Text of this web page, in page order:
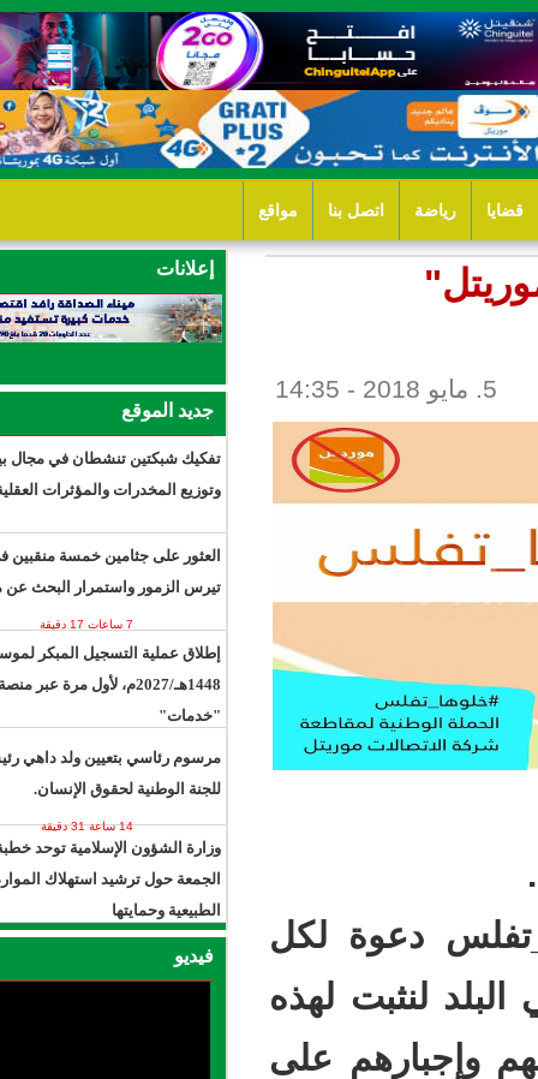
بنا مواقع
لكل
لهذه
على
تفكيك شبكتين تنشطان في مجال بيع
وتوزيع المخدرات والمؤثرات العقلية.
العثور على جثامين خمسة منقبين في
تيرس الزمور واستمرار البحث عن مفقود
إطلاق عملية التسجيل المبكر لموسم حج
1448هـ/2027م، لأول مرة عبر منصة
"خدمات"
مرسوم رئاسي بتعيين ولد داهي رئيسًا
للجنة الوطنية لحقوق الإنسان.
وزارة الشؤون الإسلامية توحد خطبة
الجمعة حول ترشيد استهلاك الموارد
17 ساعة 27 دقيقة
فيديو